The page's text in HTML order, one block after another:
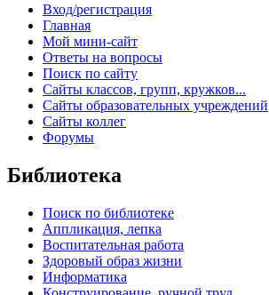
Вход/регистрация
Главная
Мой мини-сайт
Ответы на вопросы
Поиск по сайту
Сайты классов, групп, кружков...
Сайты образовательных учреждений
Сайты коллег
Форумы
Библиотека
Поиск по библиотеке
Аппликация, лепка
Воспитательная работа
Здоровый образ жизни
Информатика